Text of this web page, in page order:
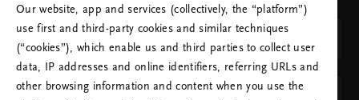
PAESE
Italia (Italy)
LINGUA
Our website, app and services (collectively, the “platform”)
use first and third-party cookies and similar techniques
(“cookies”), which enable us and third parties to collect user
data, IP addresses and online identifiers, referring URLs and
other browsing information and content when you use the